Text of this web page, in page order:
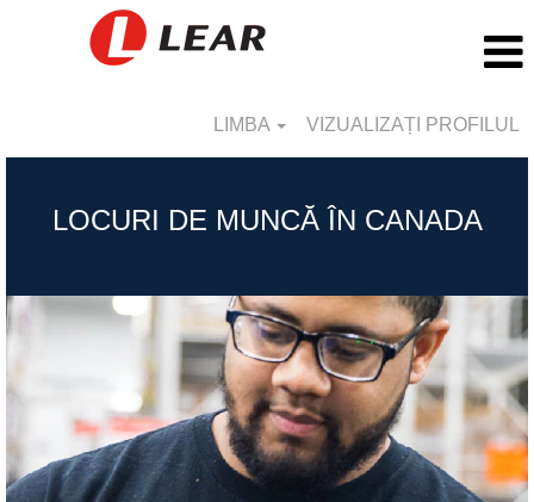
LIMBA VIZUALIZAȚI PROFILUL
LOCURI DE MUNCĂ ÎN CANADA